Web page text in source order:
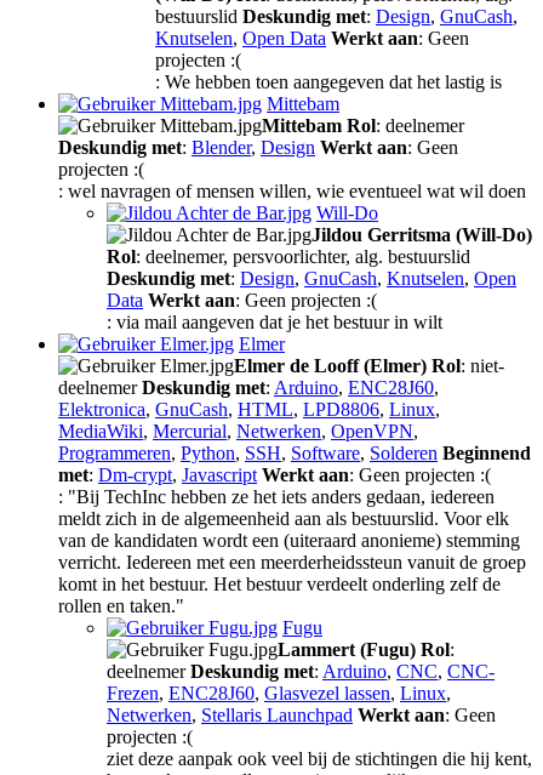
bestuurslid Deskundig met: Design, GnuCash,
Knutselen, Open Data Werkt aan: Geen
projecten :(
: We hebben toen aangegeven dat het lastig is
Mittebam
Mittebam Rol: deelnemer
Deskundig met: Blender, Design Werkt aan: Geen
projecten :(
: wel navragen of mensen willen, wie eventueel wat wil doen
Will-Do
Jildou Gerritsma (Will-Do)
Rol: deelnemer, persvoorlichter, alg. bestuurslid
Deskundig met: Design, GnuCash, Knutselen, Open
Data Werkt aan: Geen projecten :(
: via mail aangeven dat je het bestuur in wilt
Elmer
Elmer de Looff (Elmer) Rol: niet-
deelnemerDeskundig met: Arduino, ENC28J60,
Elektronica, GnuCash, HTML, LPD8806, Linux,
MediaWiki, Mercurial, Netwerken, OpenVPN,
Programmeren, Python, SSH, Software, Solderen Beginnend
met: Dm-crypt, Javascript Werkt aan: Geen projecten :(
: "Bij TechInc hebben ze het iets anders gedaan, iedereen
meldt zich in de algemeenheid aan als bestuurslid. Voor elk
van de kandidaten wordt een (uiteraard anonieme) stemming
verricht. Iedereen met een meerderheidssteun vanuit de groep
komt in het bestuur. Het bestuur verdeelt onderling zelf de
rollen en taken."
Fugu
Lammert (Fugu) Rol:
deelnemerDeskundig met: Arduino, CNC, CNC-
Frezen, ENC28J60, Glasvezel lassen, Linux,
Netwerken, Stellaris Launchpad Werkt aan: Geen
projecten :(
ziet deze aanpak ook veel bij de stichtingen die hij kent,